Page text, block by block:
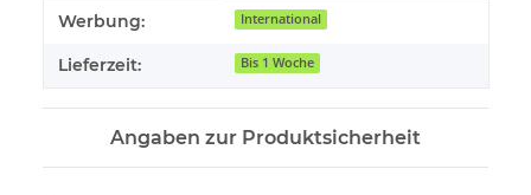
Produkteigenschaft
Wert
Werbung: International
Lieferzeit: Bis 1 Woche
Angaben zur Produktsicherheit